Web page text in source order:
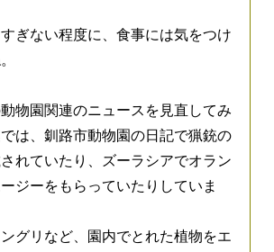
ぎない程度に、食事には気をつけ
物園関連のニュースを見直してみ
は、釧路市動物園の日記で猟銃の
れていたり、ズーラシアでオラン
ジーをもらっていたりしていま
グリなど、園内でとれた植物をエ